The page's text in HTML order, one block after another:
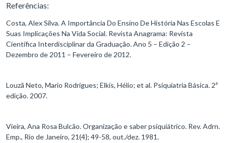
Referências:
Costa, Alex Silva. A Importância Do Ensino De História Nas Escolas E
Suas Implicações Na Vida Social. Revista Anagrama: Revista
Científica Interdisciplinar da Graduação. Ano 5 – Edição 2 –
Dezembro de 2011 – Fevereiro de 2012.
Louzã Neto, Mario Rodrigues; Elkis, Hélio; et al. Psiquiatria Básica. 2ª
edição. 2007.
Vieira, Ana Rosa Bulcão. Organização e saber psiquiátrico. Rev. Adrn.
Emp., Rio de Janeiro, 21(4}; 49-58, out./dez. 1981.